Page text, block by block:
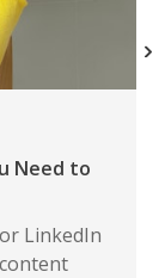
Need to
LinkedIn